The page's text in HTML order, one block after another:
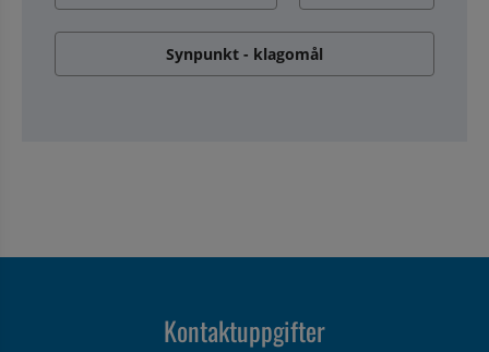
Synpunkt - klagomål
Kontaktuppgifter